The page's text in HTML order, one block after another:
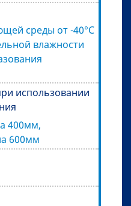
среды от -40°C
влажности
использовании
400мм,
600мм